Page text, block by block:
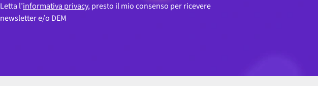
Letta l’informativa privacy, presto il mio consenso per ricevere
newsletter e/o DEM